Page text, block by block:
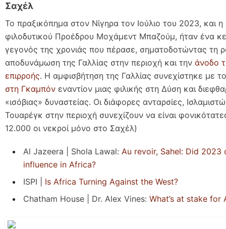
Σαχέλ
Το πραξικόπημα στον Νίγηρα τον Ιούλιο του 2023, και
φιλοδυτικού Προέδρου Μοχάμεντ Μπαζούμ, ήταν ένα
γεγονός της χρονιάς που πέρασε, σηματοδοτώντας τη
αποδυνάμωση της Γαλλίας στην περιοχή και την άνοδο
επιρροής. Η αμφισβήτηση της Γαλλίας συνεχίστηκε με
στη Γκαμπόν εναντίον μιας φιλικής στη Δύση και
«ισόβιας» δυναστείας. Οι διάφορες ανταρσίες,
Τουαρέγκ στην περιοχή συνεχίζουν να είναι
12.000 οι νεκροί μόνο στο Σαχέλ)
Al Jazeera | Shola Lawal: Au revoir, Sahel: Did 2023
influence in Africa?
ISPI | Is Africa Turning Against the West?
Chatham House | Dr. Alex Vines: What’s at stake for